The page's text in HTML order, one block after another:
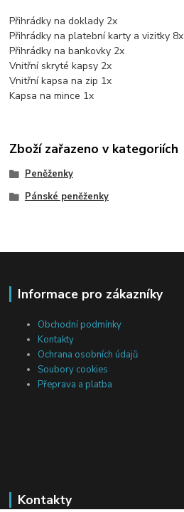
Přihrádky na doklady 2x
Přihrádky na platební karty a vizitky 8x
Přihrádky na bankovky 2x
Vnitřní skryté kapsy 2x
Vnitřní kapsa na zip 1x
Kapsa na mince 1x
Zboží zařazeno v kategoriích
Peněženky
Pánské peněženky
Informace pro zákazníky
Obchodní podmínky
Kontakty
Ochrana osobních údajů
Soubory cookies
Přeprava a platba
Kontakty